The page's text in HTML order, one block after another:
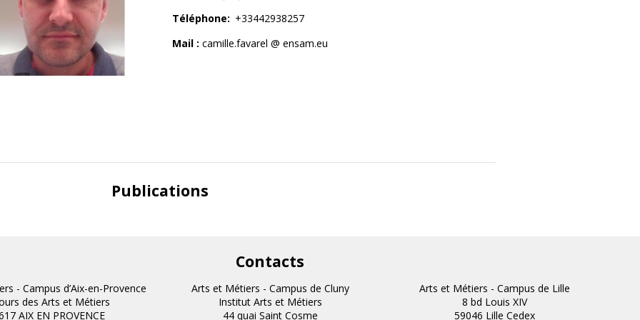
Téléphone
+33442938257
Mail : camille.favarel @ ensam.eu
Publications
Contacts
- Campus d’Aix-en-Provence
des Arts et Métiers
AIX EN PROVENCE
Arts et Métiers - Campus de Cluny
Institut Arts et Métiers
44 quai Saint Cosme
Arts et Métiers - Campus de Lille
8 bd Louis XIV
59046 Lille Cedex
Anciens projets